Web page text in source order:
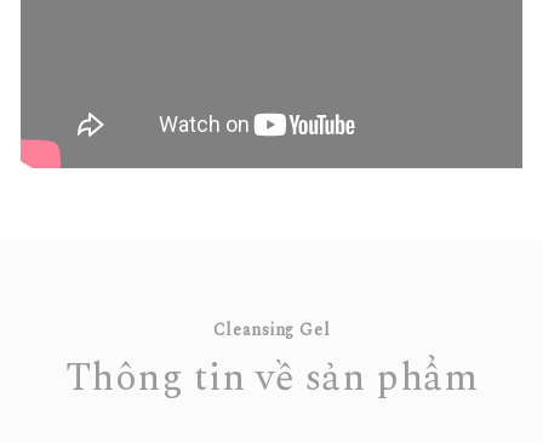
Cleansing Gel
Thông tin về sản phẩm